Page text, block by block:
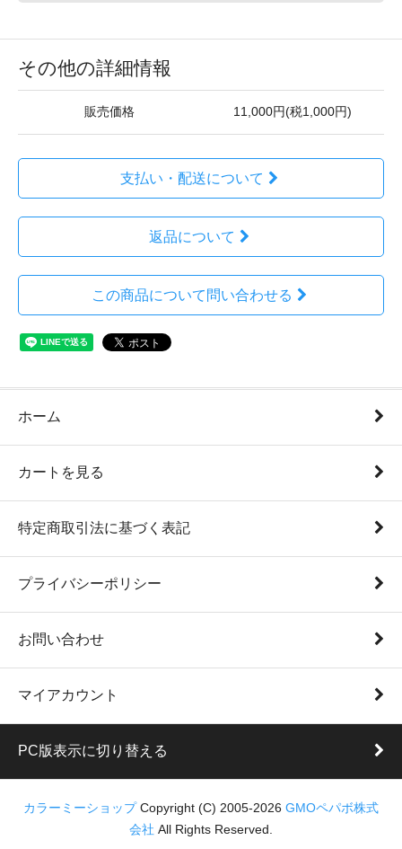
その他の詳細情報
販売価格 11,000円(税1,000円)
支払い・配送について
返品について
この商品について問い合わせる
ホーム
カートを見る
特定商取引法に基づく表記
プライバシーポリシー
お問い合わせ
マイアカウント
PC版表示に切り替える
カラーミーショップ Copyright (C) 2005-2026 GMOペパボ株式
会社 All Rights Reserved.